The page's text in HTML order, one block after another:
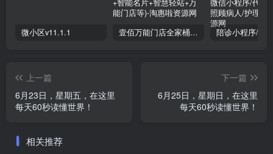
微小区v11.1.1 壹佰万能门店全家桶10套独立版v2.6.68(​多商户+智能名片+智慧轻站+万能门店等)
上一篇
6月23日，星期五，在这里
每天60秒读懂世界！
下一篇
6月25日，星期日，在这里
每天60秒读懂世界！
相关推荐